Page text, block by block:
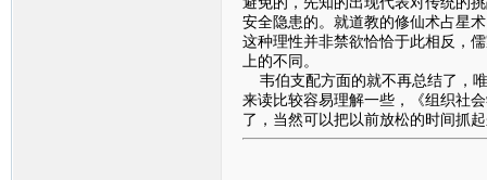
安全隐患的。就道教的修仙术占星
这种理性并非禁欲恰恰于此相反，
上的不同。
韦伯支配方面的就不再总结了，
来读比较容易理解一些，《组织社
了，当然可以把以前放松的时间抓